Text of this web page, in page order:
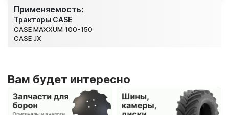
Применяемость:
Тракторы CASE
CASE MAXXUM 100-150
CASE JX
Вам будет интересно